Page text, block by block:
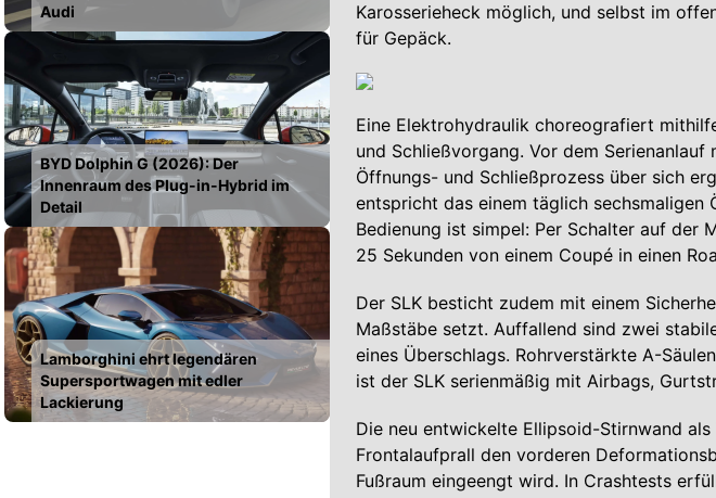
Audi
BYD Dolphin G (2026): Der
Innenraum des Plug-in-Hybrid im
Detail
Lamborghini ehrt legendären
Supersportwagen mit edler
Lackierung
Karosserieheck möglich, und selbst im
für Gepäck.
Eine Elektrohydraulik choreografiert
und Schließvorgang. Vor dem
Öffnungs- und Schließprozess über sich
entspricht das einem täglich sechsmaligen
Bedienung ist simpel: Per Schalter auf der
25 Sekunden von einem Coupé in einen
Der SLK besticht zudem mit einem
Maßstäbe setzt. Auffallend sind zwei
eines Überschlags. Rohrverstärkte A-
ist der SLK serienmäßig mit Airbags,
Die neu entwickelte Ellipsoid-Stirnwand
Frontalaufprall den vorderen
Fußraum eingeengt wird. In Crashtests